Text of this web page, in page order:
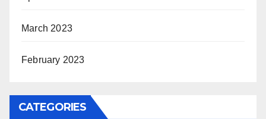
March 2023
February 2023
CATEGORIES